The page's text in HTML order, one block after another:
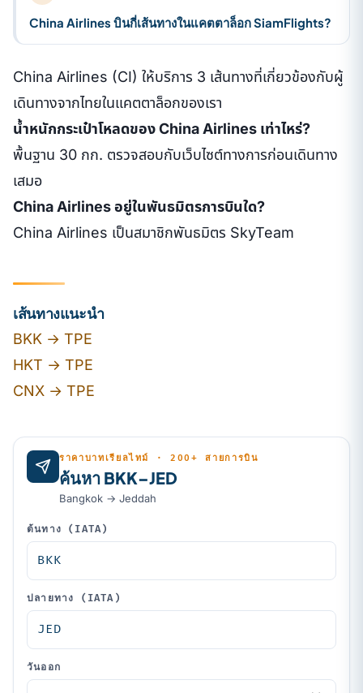
China Airlines บินกี่เส้นทางในแคตตาล็อก SiamFlights?
China Airlines (CI) ให้บริการ 3 เส้นทางที่เกี่ยวข้องกับผู้
เดินทางจากไทยในแคตตาล็อกของเรา
น้ำหนักกระเป๋าโหลดของ China Airlines เท่าไหร่?
พื้นฐาน 30 กก. ตรวจสอบกับเว็บไซต์ทางการก่อนเดินทาง
เสมอ
China Airlines อยู่ในพันธมิตรการบินใด?
China Airlines เป็นสมาชิกพันธมิตร SkyTeam
เส้นทางแนะนำ
BKK → TPE
HKT → TPE
CNX → TPE
ราคาบาทเรียลไทม์ · 200+ สายการบิน
ค้นหา BKK–JED
Bangkok → Jeddah
ต้นทาง (IATA)
ปลายทาง (IATA)
วันออก